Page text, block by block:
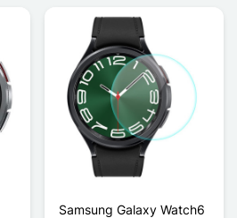
Samsung Galaxy Watch6